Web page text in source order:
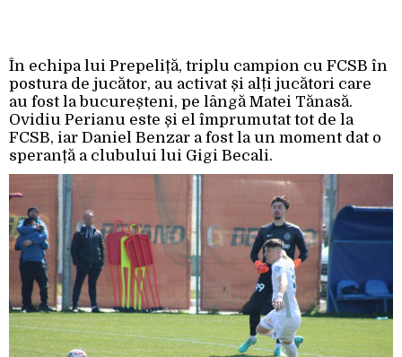
În echipa lui Prepeliță, triplu campion cu FCSB în
postura de jucător, au activat și alți jucători care
au fost la bucureșteni, pe lângă Matei Tănasă.
Ovidiu Perianu este și el împrumutat tot de la
FCSB, iar Daniel Benzar a fost la un moment dat o
speranță a clubului lui Gigi Becali.